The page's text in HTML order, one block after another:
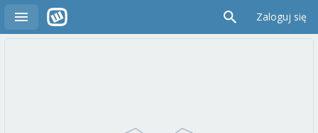
Zaloguj się